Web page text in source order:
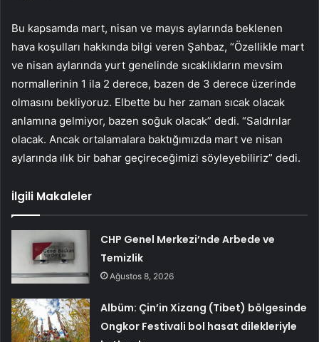
Bu kapsamda mart, nisan ve mayıs aylarında beklenen
hava koşulları hakkında bilgi veren Şahbaz, “Özellikle mart
ve nisan aylarında yurt genelinde sıcaklıkların mevsim
normallerinin 1 ila 2 derece, bazen de 3 derece üzerinde
olmasını bekliyoruz. Elbette bu her zaman sıcak olacak
anlamına gelmiyor, bazen soğuk olacak” dedi. “Saldırılar
olacak. Ancak ortalamalara baktığımızda mart ve nisan
aylarında ılık bir bahar geçireceğimizi söyleyebiliriz” dedi.
İlgili Makaleler
CHP Genel Merkezi’nde Arbede ve
Temizlik
Ağustos 8, 2026
Albüm: Çin’in Xizang (Tibet) bölgesinde
Ongkor Festivali bol hasat dilekleriyle